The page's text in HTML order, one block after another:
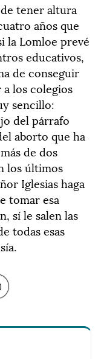
tener altura
años que
la Lomloe prevé
educativos,
de conseguir
los colegios
sencillo:
del párrafo
aborto que ha
de dos
los últimos
Iglesias haga
tomar esa
sí le salen las
todas esas